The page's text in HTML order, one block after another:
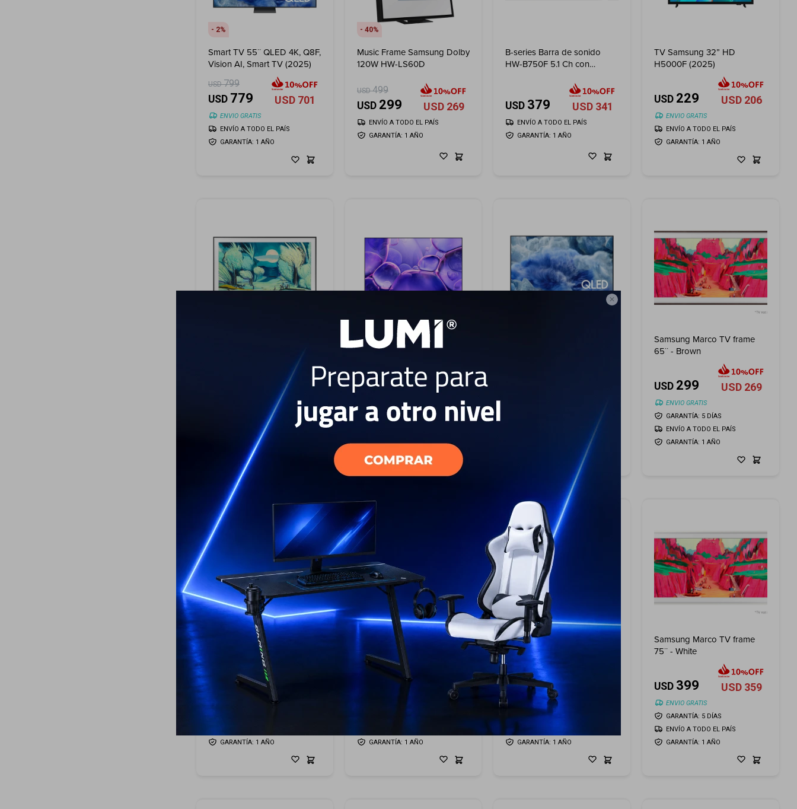

2
Smart TV 55¨ QLED 4K, Q8F,
Vision AI, Smart TV (2025)
USD 799
USD 779 USD 701
ENVIO GRATIS
GARANTÍA: 1 AÑO
ENVÍO A TODO EL PAÍS
40
Music Frame Samsung Dolby
120W HW-LS60D
USD 499
USD 299 USD 269
GARANTÍA: 1 AÑO
ENVÍO A TODO EL PAÍS
B-series Barra de sonido
HW-B750F 5.1 Ch con
USD 379 USD 341
GARANTÍA: 1 AÑO
ENVÍO A TODO EL PAÍS
TV Samsung 32” HD
H5000F (2025)
USD 229 USD 206
ENVIO GRATIS
GARANTÍA: 1 AÑO
ENVÍO A TODO EL PAÍS
USD
GARANTÍA: 1 AÑO
ENVÍO A TODO EL PAÍS
Samsung Smart Tv 85"
Crystal U8000F UHD 4K
USD 1.899
1.599 USD
ENVIO GRATIS
ENVÍO A TODO EL PAÍS
Samsung Marco TV frame
65¨ - Brown
USD 299 USD 269
ENVIO GRATIS
GARANTÍA: 1 AÑO
GARANTÍA: 5 DÍAS
ENVÍO A TODO EL PAÍS
Samsung Marco TV frame
299
GARANTÍA: 1 AÑO
Samsung Marco TV frame
75¨ - Brown
399 359
GARANTÍA: 1 AÑO
Samsung Marco TV frame
75¨ - Teak
USD 399
ENVIO GRATIS
GARANTÍA: 1 AÑO
GARANTÍA: 5 DÍAS
Samsung Marco TV frame
75¨ - White
USD 399 USD 359
ENVIO GRATIS
GARANTÍA: 1 AÑO
GARANTÍA: 5 DÍAS
ENVÍO A TODO EL PAÍS